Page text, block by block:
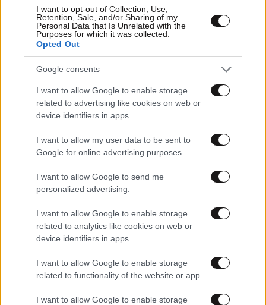
I want to opt-out of Collection, Use,
Retention, Sale, and/or Sharing of my
Personal Data that Is Unrelated with the
Purposes for which it was collected.
Opted Out
Google consents
I want to allow Google to enable storage
related to advertising like cookies on web or
device identifiers in apps.
I want to allow my user data to be sent to
Google for online advertising purposes.
I want to allow Google to send me
personalized advertising.
I want to allow Google to enable storage
related to analytics like cookies on web or
device identifiers in apps.
I want to allow Google to enable storage
related to functionality of the website or app.
I want to allow Google to enable storage
TRENDING
Η αυτοκρατορία του «Έντικ» και ο «μεγάλος»
που φέρεται να βρίσκεται πίσω του – Τι ορίζει ο